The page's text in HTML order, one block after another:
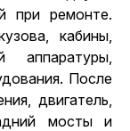
при ремонте.
кабины,
аппаратуры,
После
двигатель,
мосты и